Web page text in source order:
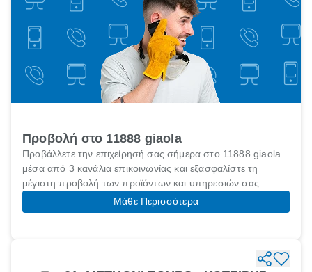
Προβολή στο 11888 giaola
Προβάλλετε την επιχείρησή σας σήμερα στο 11888 giaola
μέσα από 3 κανάλια επικοινωνίας και εξασφαλίστε τη
μέγιστη προβολή των προϊόντων και υπηρεσιών σας.
Μάθε Περισσότερα